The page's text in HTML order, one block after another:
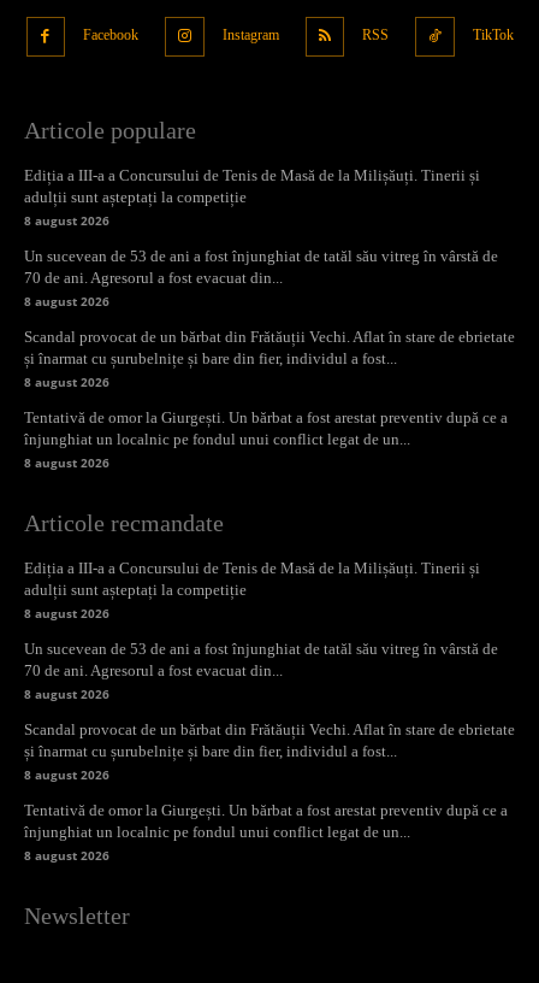
Facebook Instagram RSS TikTok
Articole populare
Ediția a III-a a Concursului de Tenis de Masă de la Milișăuți. Tinerii și
adulții sunt așteptați la competiție
8 august 2026
Un sucevean de 53 de ani a fost înjunghiat de tatăl său vitreg în vârstă de
70 de ani. Agresorul a fost evacuat din...
8 august 2026
Scandal provocat de un bărbat din Frătăuții Vechi. Aflat în stare de ebrietate
și înarmat cu șurubelnițe și bare din fier, individul a fost...
8 august 2026
Tentativă de omor la Giurgești. Un bărbat a fost arestat preventiv după ce a
înjunghiat un localnic pe fondul unui conflict legat de un...
8 august 2026
Articole recmandate
Ediția a III-a a Concursului de Tenis de Masă de la Milișăuți. Tinerii și
adulții sunt așteptați la competiție
8 august 2026
Un sucevean de 53 de ani a fost înjunghiat de tatăl său vitreg în vârstă de
70 de ani. Agresorul a fost evacuat din...
8 august 2026
Scandal provocat de un bărbat din Frătăuții Vechi. Aflat în stare de ebrietate
și înarmat cu șurubelnițe și bare din fier, individul a fost...
8 august 2026
Tentativă de omor la Giurgești. Un bărbat a fost arestat preventiv după ce a
înjunghiat un localnic pe fondul unui conflict legat de un...
8 august 2026
Newsletter